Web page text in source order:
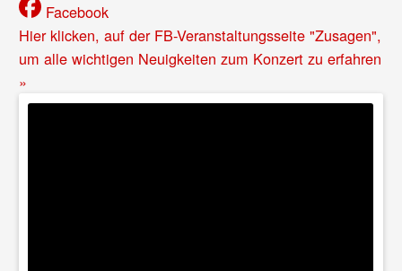
Facebook
Hier klicken, auf der FB-Veranstaltungsseite "Zusagen",
um alle wichtigen Neuigkeiten zum Konzert zu erfahren
»